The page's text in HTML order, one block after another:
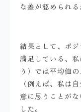
な差が認められる
結果として、ポ
満足している、
う）では平均値
（例えば、私は
意に思うことが
した。